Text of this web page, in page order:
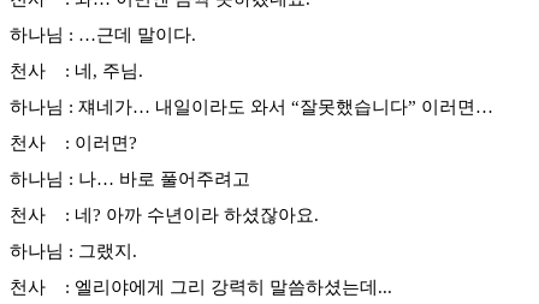
하나님 : …근데 말이다.
천사 : 네, 주님.
하나님 : 쟤네가… 내일이라도 와서 “잘못했습니다” 이러면…
천사 : 이러면?
하나님 : 나… 바로 풀어주려고
천사 : 네? 아까 수년이라 하셨잖아요.
하나님 : 그랬지.
천사 : 엘리야에게 그리 강력히 말씀하셨는데...